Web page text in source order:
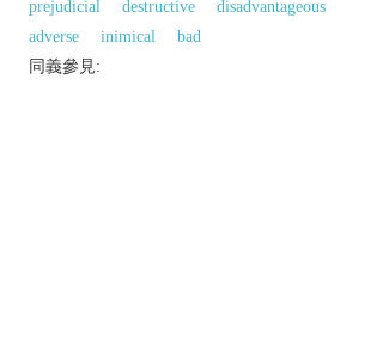
prejudicial
destructive
disadvantageous
adverse
inimical
bad
同義參見: